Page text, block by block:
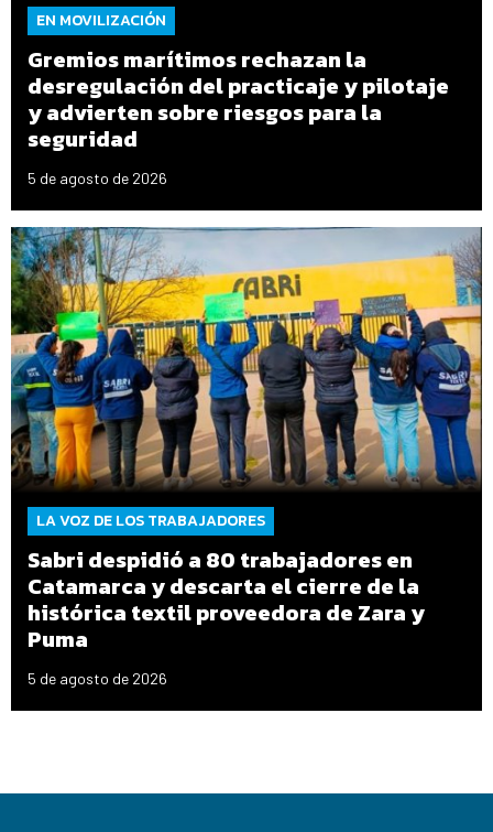
EN MOVILIZACIÓN
Gremios marítimos rechazan la
desregulación del practicaje y pilotaje
y advierten sobre riesgos para la
seguridad
5 de agosto de 2026
LA VOZ DE LOS TRABAJADORES
Sabri despidió a 80 trabajadores en
Catamarca y descarta el cierre de la
histórica textil proveedora de Zara y
Puma
5 de agosto de 2026